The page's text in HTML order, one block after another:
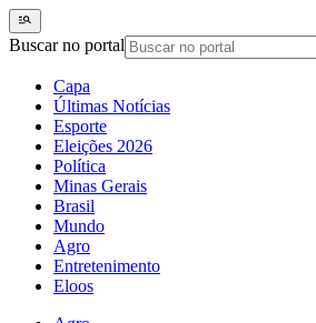
Buscar no portal
Capa
Últimas Notícias
Esporte
Eleições 2026
Política
Minas Gerais
Brasil
Mundo
Agro
Entretenimento
Eloos